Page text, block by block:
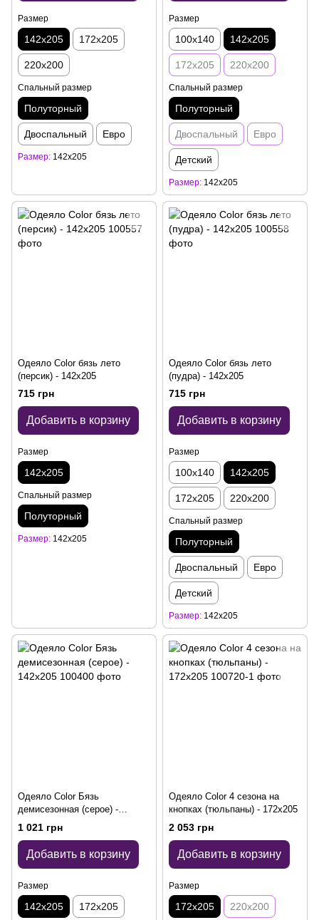
Размер
142x205 172x205
220x200
Спальный размер
Полуторный
Двоспальный Евро
Размер 142x205
Размер
100x140 142x205
172x205 220x200
Спальный размер
Полуторный
Двоспальный Евро
Детский
Размер 142x205
Одеяло Color бязь лето
(персик) - 142x205
715 грн
Добавить в корзину
Размер
142x205
Спальный размер
Полуторный
Размер 142x205
Одеяло Color бязь лето
(пудра) - 142x205
715 грн
Добавить в корзину
Размер
100x140 142x205
172x205 220x200
Спальный размер
Полуторный
Двоспальный Евро
Детский
Размер 142x205
Одеяло Color Бязь
демисезонная (серое) -
142x205
1 021 грн
Добавить в корзину
Размер
142x205 172x205
Одеяло Color 4 сезона на
кнопках (тюльпаны) - 172x205
2 053 грн
Добавить в корзину
Размер
172x205 220x200